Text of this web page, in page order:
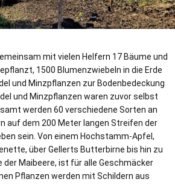
mit vielen Helfern 17 Bäume und
1500 Blumenzwiebeln in die Erde
und Minzpflanzen zur Bodenbedeckung
und Minzpflanzen waren zuvor selbst
werden 60 verschiedene Sorten an
auf dem 200 Meter langen Streifen der
sein. Von einem Hochstamm-Apfel,
über Gellerts Butterbirne bis hin zu
der Maibeere, ist für alle Geschmäcker
Pflanzen werden mit Schildern aus